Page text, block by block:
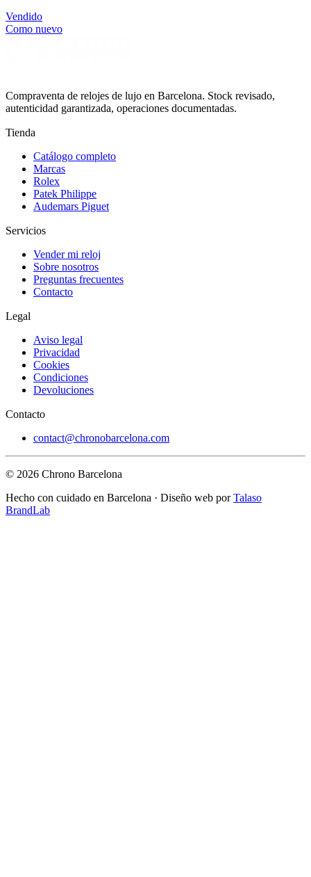
Vendido
Como nuevo
Compraventa de relojes de lujo en Barcelona. Stock revisado,
autenticidad garantizada, operaciones documentadas.
Tienda
Catálogo completo
Marcas
Rolex
Patek Philippe
Audemars Piguet
Servicios
Vender mi reloj
Sobre nosotros
Preguntas frecuentes
Contacto
Legal
Aviso legal
Privacidad
Cookies
Condiciones
Devoluciones
Contacto
contact@chronobarcelona.com
© 2026 Chrono Barcelona
Hecho con cuidado en Barcelona · Diseño web porTalaso
BrandLab